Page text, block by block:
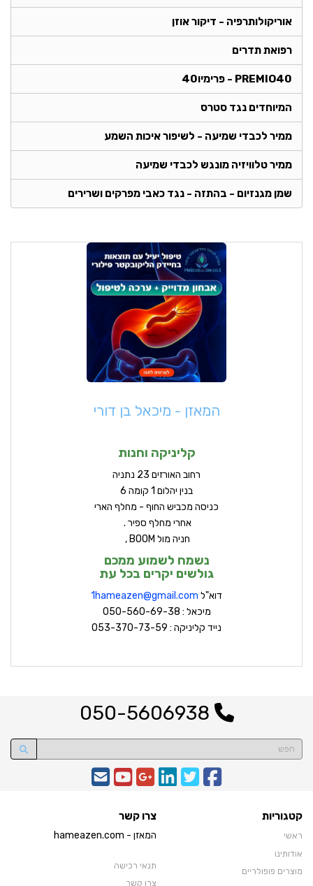
אוריקולותרפיה - דיקור אוזן
רפואת תדרים
PREMIO40 - פרימיו40
המיוחדים נגד סטרס
ממיר לכבדי שמיעה - לשיפור איכות השמע
ממיר טלוויזיה מונגש לכבדי שמיעה
שמן מגנזיום - בהתזה - נגד כאבי מפרקים ושרירים
המאזן - מיכאל בן דורי
קליניקה וחנות
רחוב האורזים 23 נתניה
בנין יהלום 1 קומה 6
כניסה מכביש החוף - מחלף הארי
אחרי מחלף ספיר .
חניה מול BOOM ,
נשמח לשמוע ממכם
גולשים יקרים בכל עת
דוא"ל 1 hameazen@gmail.com
מיכאל : 050-560-69-38
נייד קליניקה : 053-370-73-59
קטגוריות
ראשי
אודותינו
מוצרים פופולריים
צרו קשר
המאזן - hameazen.com
תנאי רכישה
צרו קשר